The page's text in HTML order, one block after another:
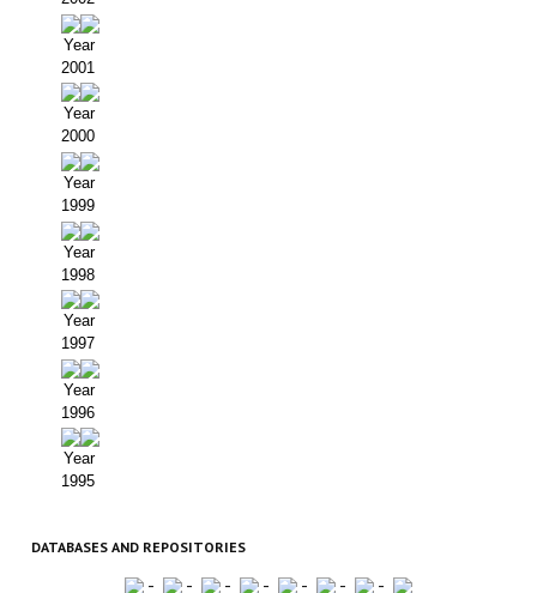
Year
2001
Year
2000
Year
1999
Year
1998
Year
1997
Year
1996
Year
1995
DATABASES AND REPOSITORIES
- - - - - - -